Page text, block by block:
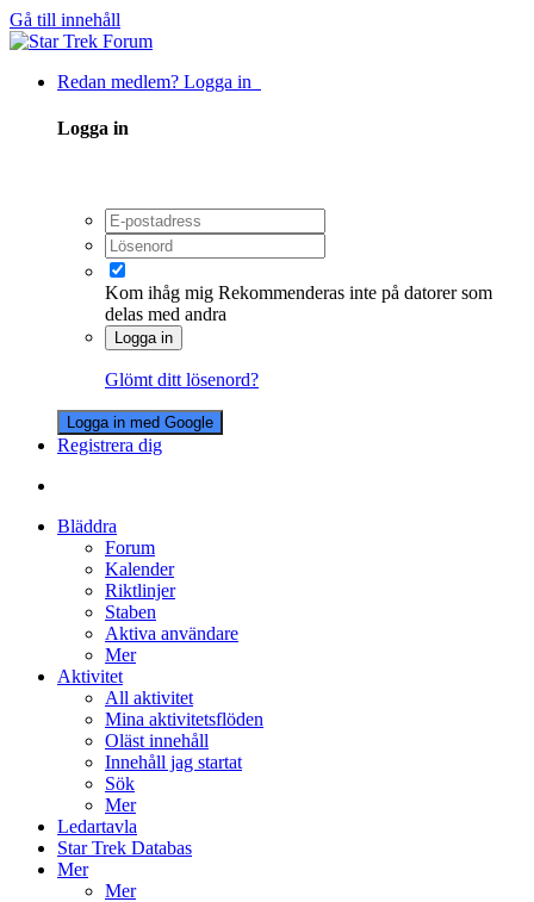
Gå till innehåll
Redan medlem? Logga in
Logga in
Kom ihåg mig Rekommenderas inte på datorer som
delas med andra
Logga in
Glömt ditt lösenord?
Logga in med Google
Registrera dig
Bläddra
Forum
Kalender
Riktlinjer
Staben
Aktiva användare
Mer
Aktivitet
All aktivitet
Mina aktivitetsflöden
Oläst innehåll
Innehåll jag startat
Sök
Mer
Ledartavla
Star Trek Databas
Mer
Mer